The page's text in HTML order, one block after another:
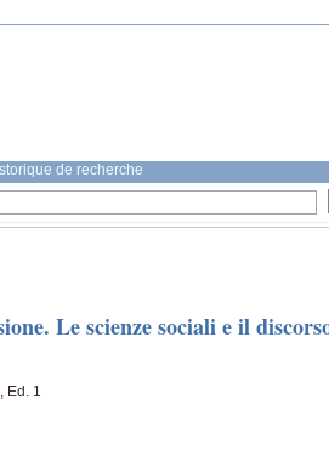
de recherche
Le scienze sociali e il
Ed. 1